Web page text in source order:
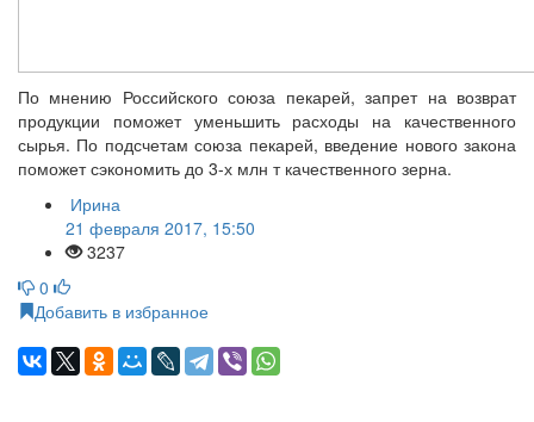
По мнению Российского союза пекарей, запрет на возврат
продукции поможет уменьшить расходы на качественного
сырья. По подсчетам союза пекарей, введение нового закона
поможет сэкономить до 3-х млн т качественного зерна.
Ирина
21 февраля 2017, 15:50
3237
0
Добавить в избранное